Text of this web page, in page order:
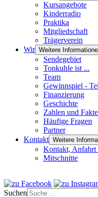
Kursangebote
Kinderradio
Praktika
Mitgliedschaft
Trägerverein
Wir Weitere
Sendegebiet
Tonkuhle ist ...
Team
Gewinnspiel -
Finanzierung
Geschichte
Zahlen und
Häufige Fragen
Partner
Kontakt Weitere
Kontakt, Anfahrt
Mitschnitte
Suchen